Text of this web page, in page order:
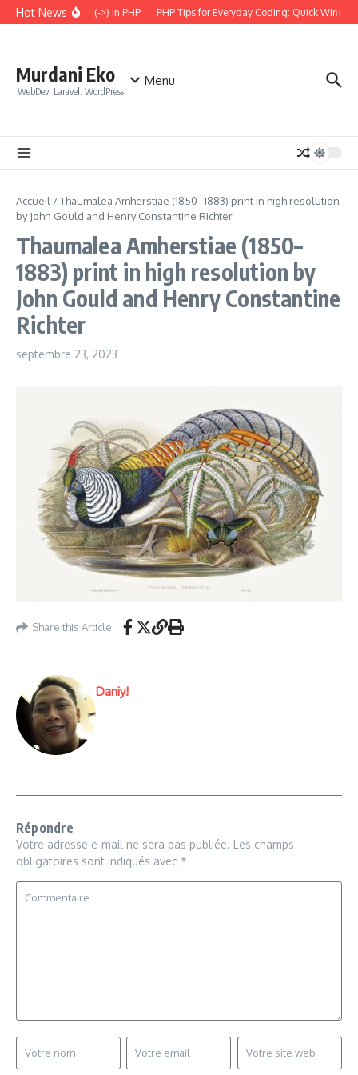
Aller au contenu
Hot News
the Arrow Operator (->) in PHP PHP Tips for Everyday Coding: Quick Wins
Murdani Eko
WebDev. Laravel. WordPress
Menu
Accueil /Thaumalea Amherstiae (1850–1883) print in high resolution
by John Gould and Henry Constantine Richter
Thaumalea Amherstiae (1850–
1883) print in high resolution by
John Gould and Henry Constantine
Richter
septembre 23, 2023
Share this Article
Daniy!
Répondre
Votre adresse e-mail ne sera pas publiée. Les champs
obligatoires sont indiqués avec *